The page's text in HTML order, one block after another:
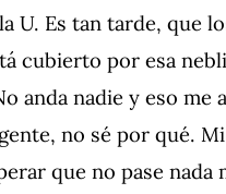
U. Es tan tarde, que
cubierto por esa
anda nadie y eso
no sé por qué.
que no pase nada